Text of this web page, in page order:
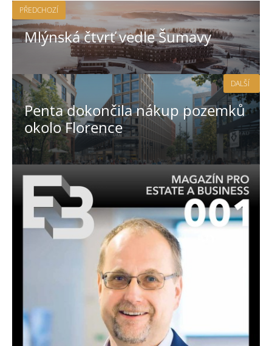
PŘEDCHOZÍ
Mlýnská čtvrť vedle Šumavy
Penta dokončila nákup pozemků
okolo Florence
DALŠÍ